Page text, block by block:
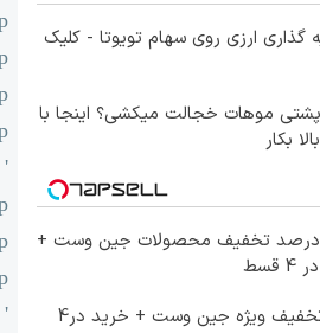
گذاری ارزی روی سهام تویوتا - کلیک
موهات خجالت میکشی؟ اینجا با
بکار
70 درصد تخفیف محصولات جین وست +
70% تخفیف ویژه جین وست + خرید در4